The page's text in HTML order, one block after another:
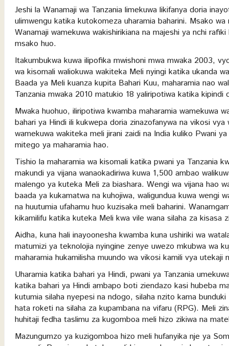
Jeshi la Wanamaji wa Tanzania limekuwa likifanya doria
ulimwengu katika kutokomeza uharamia baharini. Msako
Wanamaji wamekuwa wakishirikiana na majeshi ya nchi
msako huo.
Itakumbukwa kuwa ilipofika mwishoni mwa mwaka 2003,
wa kisomali waliokuwa wakiteka Meli nyingi katika ukanda
Baada ya Meli kuanza kupita Bahari Kuu, maharamia nao
Tanzania mwaka 2010 matukio 18 yaliripotiwa katika kipindi
Mwaka huohuo, iliripotiwa kwamba maharamia wamekuwa
bahari ya Hindi ili kukwepa doria zinazofanywa na vikosi
wamekuwa wakiteka meli jirani zaidi na India kuliko Pwani
mitego ya maharamia hao.
Tishio la maharamia wa kisomali katika pwani ya Tanzania
makundi ya vijana wanaokadiriwa kuwa 1,500 ambao
malengo ya kuteka Meli za biashara. Wengi wa vijana hao
baada ya kukamatwa na kuhojiwa, waligundua kuwa wengi
na huutumia ufahamu huo kuzisaka meli baharini.
kikamilifu katika kuteka Meli kwa vile wana silaha za kisasa
Aidha, kuna hali inayoonesha kwamba kuna ushiriki wa
matumizi ya teknolojia nyingine zenye uwezo mkubwa wa
maharamia hukamilisha muundo wa vikosi kamili vya utekaji
Uharamia katika bahari ya Hindi, pwani ya Tanzania
katika bahari ya Hindi ambapo boti ziendazo kasi hubeba
kutumia silaha nyepesi na ndogo, silaha nzito kama
hata roketi na silaha za kupambana na vifaru (RPG). Meli
huhitaji fedha taslimu za kugomboa meli hizo zikiwa na
Mazungumzo ya kuzigomboa hizo meli hufanyika nje ya